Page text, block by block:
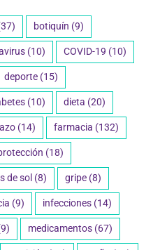
botiquín (9)
(10) COVID-19 (10)
deporte (15)
(10) dieta (20)
(14) farmacia (132)
(18)
de sol (8) gripe (8)
(9) infecciones (14)
medicamentos (67)